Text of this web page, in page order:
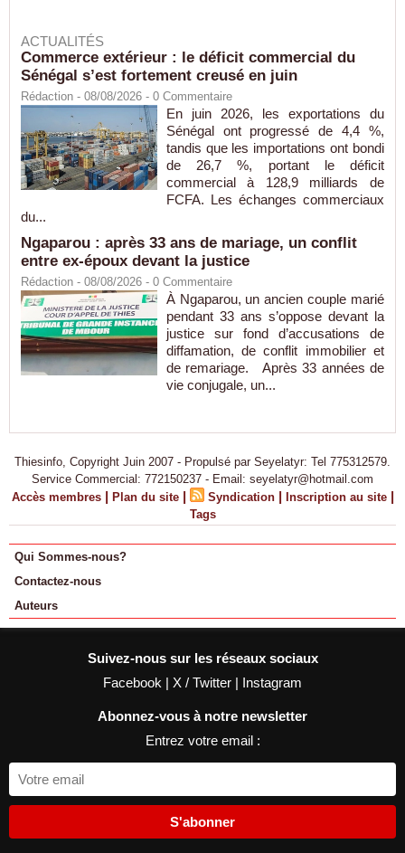
ACTUALITÉS
Commerce extérieur : le déficit commercial du
Sénégal s’est fortement creusé en juin
Rédaction - 08/08/2026 - 0 Commentaire
En juin 2026, les exportations du
Sénégal ont progressé de 4,4 %,
tandis que les importations ont bondi
de 26,7 %, portant le déficit
commercial à 128,9 milliards de
FCFA. Les échanges commerciaux
du...
Ngaparou : après 33 ans de mariage, un conflit
entre ex-époux devant la justice
Rédaction - 08/08/2026 - 0 Commentaire
À Ngaparou, un ancien couple marié
pendant 33 ans s’oppose devant la
justice sur fond d’accusations de
diffamation, de conflit immobilier et
de remariage. Après 33 années de
vie conjugale, un...
Thiesinfo, Copyright Juin 2007 - Propulsé par Seyelatyr: Tel 775312579.
Service Commercial: 772150237 - Email: seyelatyr@hotmail.com
Accès membres | Plan du site | Syndication | Inscription au site |
Tags
Qui Sommes-nous?
Contactez-nous
Auteurs
Suivez-nous sur les réseaux sociaux
Facebook | X / Twitter | Instagram
Abonnez-vous à notre newsletter
Entrez votre email :
S'abonner